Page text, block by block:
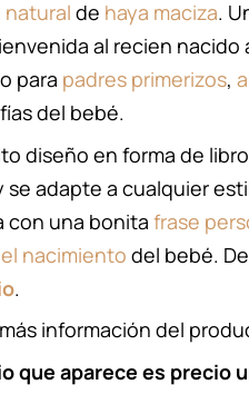
42,00€.39,95€.
natural de haya maciza.
al recien nacido
para padres primerizos,
del bebé.
diseño en forma de
se adapte a cualquier
con una bonita frase
nacimiento del bebé.
.
información del
que aparece es precio